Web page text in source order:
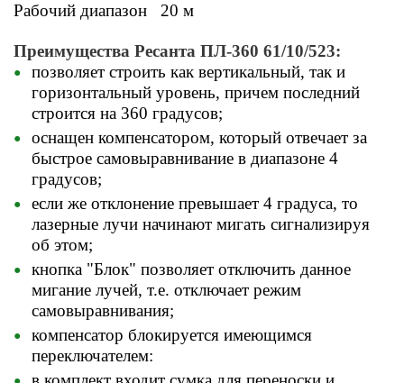
Рабочий диапазон 20 м
Преимущества Ресанта ПЛ-360 61/10/523:
позволяет строить как вертикальный, так и
горизонтальный уровень, причем последний
строится на 360 градусов;
оснащен компенсатором, который отвечает за
быстрое самовыравнивание в диапазоне 4
градусов;
если же отклонение превышает 4 градуса, то
лазерные лучи начинают мигать сигнализируя
об этом;
кнопка "Блок" позволяет отключить данное
мигание лучей, т.е. отключает режим
самовыравнивания;
компенсатор блокируется имеющимся
переключателем: